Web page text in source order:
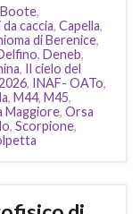
Boote,
da caccia, Capella,
di Berenice,
, Deneb,
, Il cielo del
, INAF- OATo,
, M44, M45,
Maggiore, Orsa
, Scorpione,